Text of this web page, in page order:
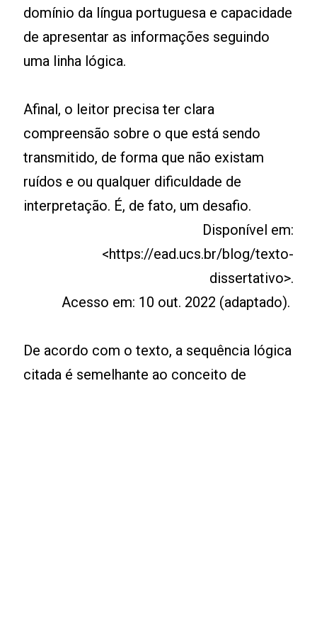
domínio da língua portuguesa e capacidade
de apresentar as informações seguindo
uma linha lógica.
Afinal, o leitor precisa ter clara
compreensão sobre o que está sendo
transmitido, de forma que não existam
ruídos e ou qualquer dificuldade de
interpretação. É, de fato, um desafio.
Disponível em:
<https://ead.ucs.br/blog/texto-
dissertativo>.
Acesso em: 10 out. 2022 (adaptado).
De acordo com o texto, a sequência lógica
citada é semelhante ao conceito de